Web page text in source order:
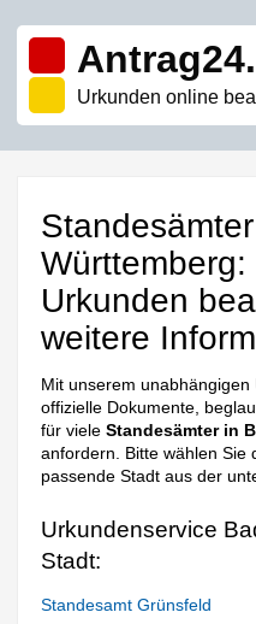
Urkunden online
Württemberg:
Urkunden
weitere
Mit unserem
offizielle Dokumente,
für vieleStandesämter in
anfordern. Bitte wählen Sie
passende Stadt aus der
Urkundenservice
Stadt:
Standesamt Grünsfeld